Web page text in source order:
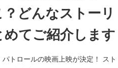
どんなストーリ
めてご紹介します
トロールの映画上映が決定！ スト